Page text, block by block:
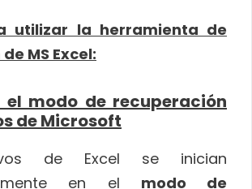
utilizar la herramienta de
MS Excel:
modo de recuperación
de Microsoft
de Excel se inician
en el modo de